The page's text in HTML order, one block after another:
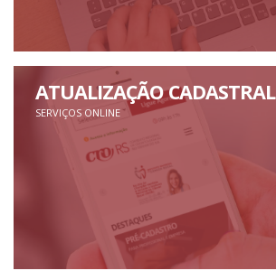
ATUALIZAÇÃO CADASTRAL
SERVIÇOS ONLINE